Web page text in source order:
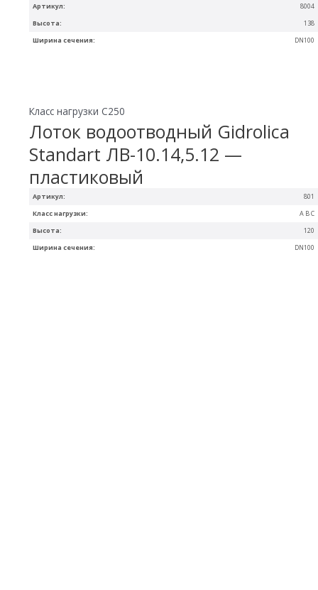
Артикул: 8004
Ширина сечения: DN100
Высота: 138
Артикул: 801
Ширина сечения: DN100
Высота: 120
Класс нагрузки: A B C
Класс нагрузки C250
Лоток водоотводный Gidrolica
Standart ЛВ-10.14,5.12 —
пластиковый